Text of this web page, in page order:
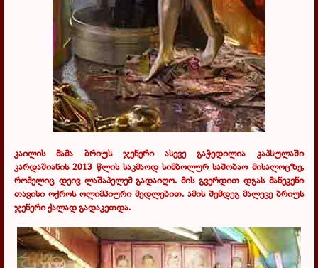
კაილის მამა ბრიუს ჯენერი ასევე გაჭედილია კაპსულაში
კარდაშიანის 2013 წლის საკმაოდ სიმბოლურ საშობაო მისალოცზე,
რომელიც დეივ ლაშაპელემ გადაიღო. მის გვერდით დგას მანეკენი
თავისი ოქროს ოლიმპიური მედლებით. ამის შემდეგ მალევე ბრიუს
ჯენერი ქალად გადაკეთდა.